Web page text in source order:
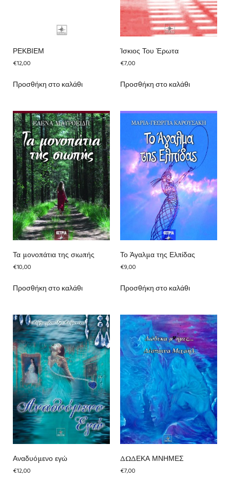
ΡΕΚΒΙΕΜ
€12,00
Προσθήκη στο καλάθι
Ίσκιος Του Έρωτα
€7,00
Προσθήκη στο καλάθι
Τα μονοπάτια της σιωπής
€10,00
Προσθήκη στο καλάθι
Το Άγαλμα της Ελπίδας
€9,00
Προσθήκη στο καλάθι
Αναδυόμενο εγώ
€12,00
ΔΩΔΕΚΑ ΜΝΗΜΕΣ
€7,00